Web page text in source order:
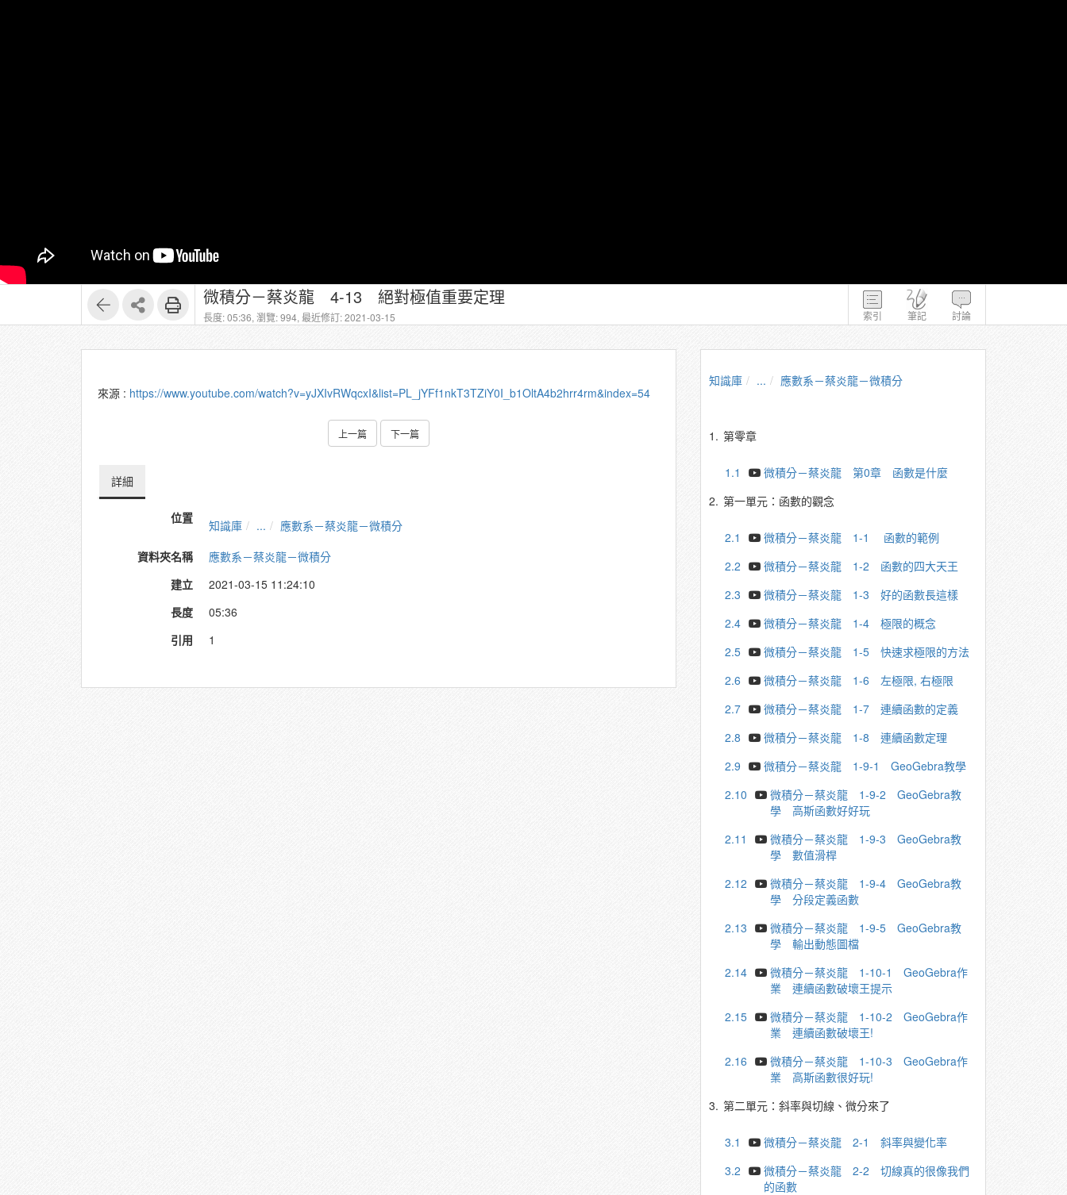
索引 筆記 討論
微積分－蔡炎龍 4-13 絕對極值重要定理
長度: 05:36, 瀏覽: 994, 最近修訂: 2021-03-15
來源 : https://www.youtube.com/watch?v=yJXIvRWqcxI&list=PL_jYFf1nkT3TZiY0I_b1OltA4b2hrr4rm&index=54
上一篇 下一篇
詳細
位置 知識庫 ...
應數系－蔡炎龍－微積分
資料夾名稱
應數系－蔡炎龍－微積分
建立
2021-03-15 11:24:10
長度
05:36
引用
1
知識庫 ... 應數系－蔡炎龍－微積分
1. 第零章
1.1
微積分－蔡炎龍 第0章 函數是什麼
2. 第一單元：函數的觀念
2.1
微積分－蔡炎龍 1-1 函數的範例
2.2
微積分－蔡炎龍 1-2 函數的四大天王
2.3
微積分－蔡炎龍 1-3 好的函數長這樣
2.4
微積分－蔡炎龍 1-4 極限的概念
2.5
微積分－蔡炎龍 1-5 快速求極限的方法
2.6
微積分－蔡炎龍 1-6 左極限, 右極限
2.7
微積分－蔡炎龍 1-7 連續函數的定義
2.8
微積分－蔡炎龍 1-8 連續函數定理
2.9
微積分－蔡炎龍 1-9-1 GeoGebra教學
2.10
微積分－蔡炎龍 1-9-2 GeoGebra教
學 高斯函數好好玩
2.11
微積分－蔡炎龍 1-9-3 GeoGebra教
學 數值滑桿
2.12
微積分－蔡炎龍 1-9-4 GeoGebra教
學 分段定義函數
2.13
微積分－蔡炎龍 1-9-5 GeoGebra教
學 輸出動態圖檔
2.14
微積分－蔡炎龍 1-10-1 GeoGebra作
業 連續函數破壞王提示
2.15
微積分－蔡炎龍 1-10-2 GeoGebra作
業 連續函數破壞王!
2.16
微積分－蔡炎龍 1-10-3 GeoGebra作
業 高斯函數很好玩!
3. 第二單元：斜率與切線、微分來了
3.1
微積分－蔡炎龍 2-1 斜率與變化率
3.2
微積分－蔡炎龍 2-2 切線真的很像我們
的函數